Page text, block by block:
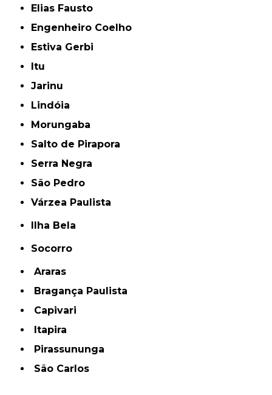
Elias Fausto
Engenheiro Coelho
Estiva Gerbi
Itu
Jarinu
Lindóia
Morungaba
Salto de Pirapora
Serra Negra
São Pedro
Várzea Paulista
Ilha Bela
Socorro
Araras
Bragança Paulista
Capivari
Itapira
Pirassununga
São Carlos